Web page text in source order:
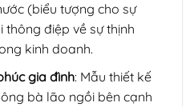
(biểu tượng cho sự
điệp về sự thịnh
kinh doanh.
gia đình: Mẫu thiết kế
bà lão ngồi bên cạnh